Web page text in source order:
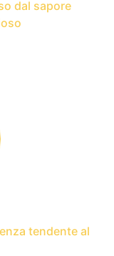
dal sapore
tendente al